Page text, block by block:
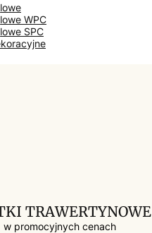
WPC
SPC
TRAWERTYNOWE
w promocyjnych cenach